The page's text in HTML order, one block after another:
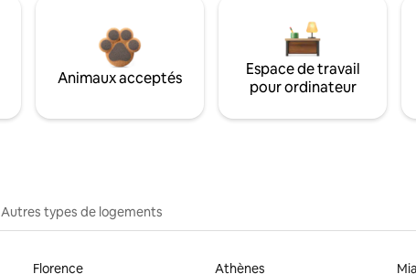
Animaux acceptés
Espace de travail
pour ordinateur
Autres types de logements
Florence Athènes